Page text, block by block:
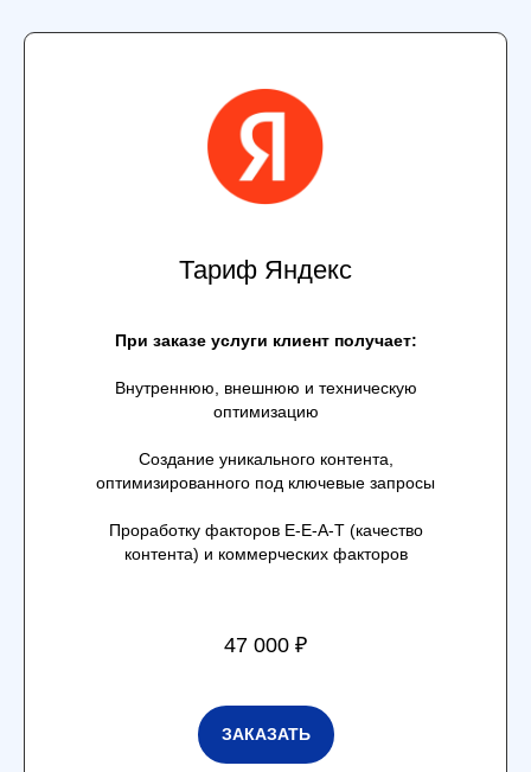
Тариф Яндекс
При заказе услуги клиент получает:
Внутреннюю, внешнюю и техническую
оптимизацию
Создание уникального контента,
оптимизированного под ключевые запросы
Проработку факторов E-E-A-T (качество
контента) и коммерческих факторов
47 000 ₽
ЗАКАЗАТЬ
УСПЕШНЫХ
ПРОЕКТОВ
РАСХОДЫ
УПАЛИ НА